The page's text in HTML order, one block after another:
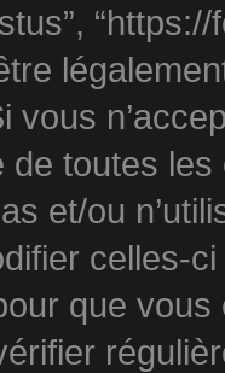
vous
de toutes
et/ou
celles-
que vous